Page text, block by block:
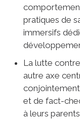
pratiques de
immersifs
La lutte
autre axe
et de fact-
à leurs